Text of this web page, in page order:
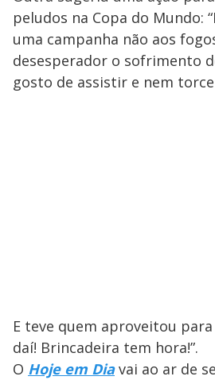
peludos na Copa do Mundo:
uma campanha não aos
desesperador o sofrimento
gosto de assistir e nem
E teve quem aproveitou para
daí! Brincadeira tem hora!”.
O Hoje em Diavai ao ar de